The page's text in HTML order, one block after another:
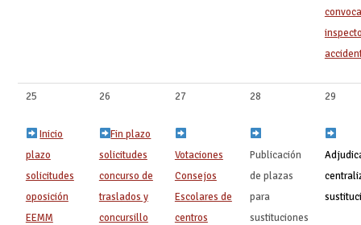
25
Inicio
plazo
solicitudes
oposición
EEMM
26
Fin plazo
solicitudes
concurso de
traslados y
concursillo
27
Votaciones
Consejos
Escolares de
centros
28
Publicación
de plazas
para
sustituciones
29